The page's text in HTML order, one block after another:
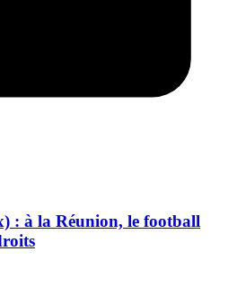
: à la Réunion, le football